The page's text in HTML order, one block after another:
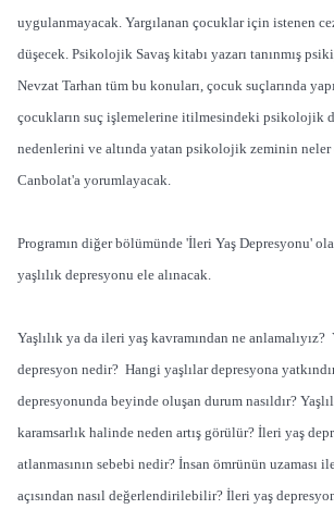
uygulanmayacak. Yargılanan çocuklar için istenen
düşecek. Psikolojik Savaş kitabı yazarı tanınmış
Nevzat Tarhan tüm bu konuları, çocuk suçlarında
çocukların suç işlemelerine itilmesindeki psikolojik
nedenlerini ve altında yatan psikolojik zeminin
Canbolat'a yorumlayacak.
Programın diğer bölümünde 'İleri Yaş Depresyonu'
yaşlılık depresyonu ele alınacak.
Yaşlılık ya da ileri yaş kavramından ne anlamalıyız?
depresyon nedir? Hangi yaşlılar depresyona
depresyonunda beyinde oluşan durum nasıldır?
karamsarlık halinde neden artış görülür? İleri yaş
atlanmasının sebebi nedir? İnsan ömrünün uzaması
açısından nasıl değerlendirilebilir? İleri yaş